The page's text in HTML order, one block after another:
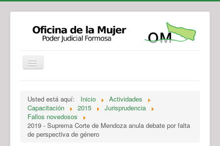
Legislación
Novedades
Recursos y Servicios de Atención
Usted está aquí: Inicio
Actividades
Capacitación
2015
Jurisprudencia
Fallos novedosos
2019 - Suprema Corte de Mendoza anula debate por falta
de perspectiva de género